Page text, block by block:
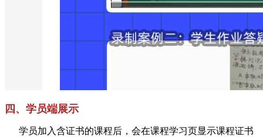
四、学员端展示
学员加入含证书的课程后，会在课程学习页显示课程证书